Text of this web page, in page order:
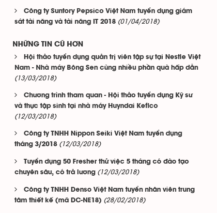
Công ty Suntory Pepsico Việt Nam tuyển dụng giám
sát tài năng và tài năng IT 2018 (01/04/2018)
NHỮNG TIN CŨ HƠN
Hội thảo tuyển dụng quản trị viên tập sự tại Nestle Việt
Nam - Nhà máy Bông Sen cùng nhiều phần quà hấp dẫn
(13/03/2018)
Chương trình tham quan - Hội thảo tuyển dụng Kỹ sư
và thực tập sinh tại nhà máy Huyndai Kefico
(12/03/2018)
Công ty TNHH Nippon Seiki Việt Nam tuyển dụng
tháng 3/2018 (12/03/2018)
Tuyển dụng 50 Fresher thử việc 5 tháng có đào tạo
chuyên sâu, có trả lương (12/03/2018)
Công ty TNHH Denso Việt Nam tuyển nhân viên trung
tâm thiết kế (mã DC-NE18) (28/02/2018)